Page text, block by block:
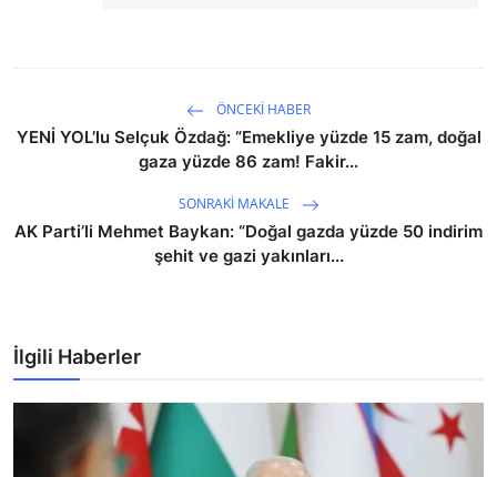
ÖNCEKI HABER
YENİ YOL’lu Selçuk Özdağ: “Emekliye yüzde 15 zam, doğal
gaza yüzde 86 zam! Fakir...
SONRAKI MAKALE
AK Parti’li Mehmet Baykan: “Doğal gazda yüzde 50 indirim
şehit ve gazi yakınları...
İlgili Haberler